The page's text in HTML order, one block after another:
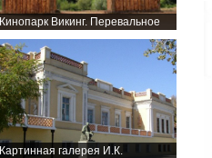
Кинопарк Викинг. Перевальное
Картинная галерея И.К.